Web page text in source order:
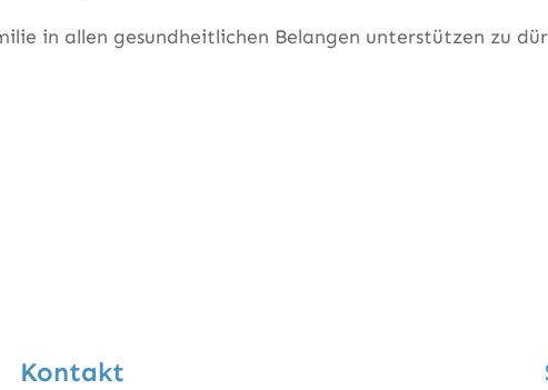
in allen gesundheitlichen Belangen unterstützen zu
Kontakt